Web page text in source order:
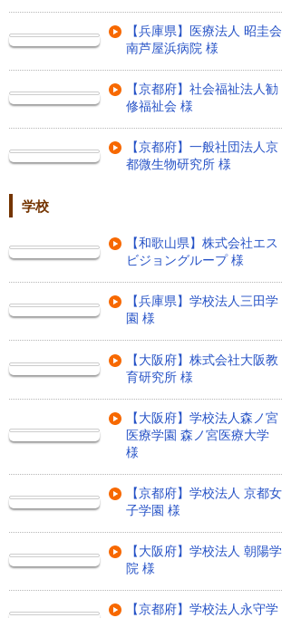
【兵庫県】医療法人 昭圭会
南芦屋浜病院 様
【京都府】社会福祉法人勧
修福祉会 様
【京都府】一般社団法人京
都微生物研究所 様
学校
【和歌山県】株式会社エス
ビジョングループ 様
【兵庫県】学校法人三田学
園 様
【大阪府】株式会社大阪教
育研究所 様
【大阪府】学校法人森ノ宮
医療学園 森ノ宮医療大学
様
【京都府】学校法人 京都女
子学園 様
【大阪府】学校法人 朝陽学
院 様
【京都府】学校法人永守学